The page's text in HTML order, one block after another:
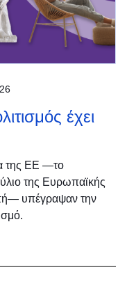
έχει
της ΕΕ —το
της Ευρωπαϊκής
υπέγραψαν την